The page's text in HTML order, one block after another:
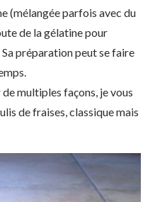
(mélangée parfois avec du
de la gélatine pour
préparation peut se faire
multiples façons, je vous
de fraises, classique mais